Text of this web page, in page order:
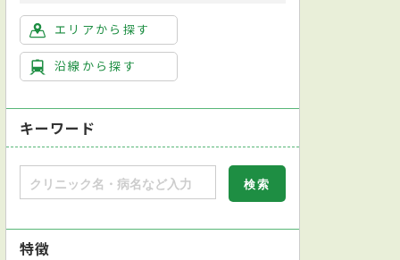
エリアから探す
沿線から探す
キーワード
特徴